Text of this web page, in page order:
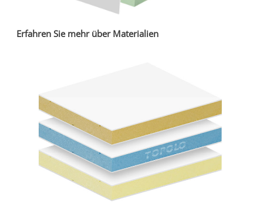
Erfahren Sie mehr über Materialien